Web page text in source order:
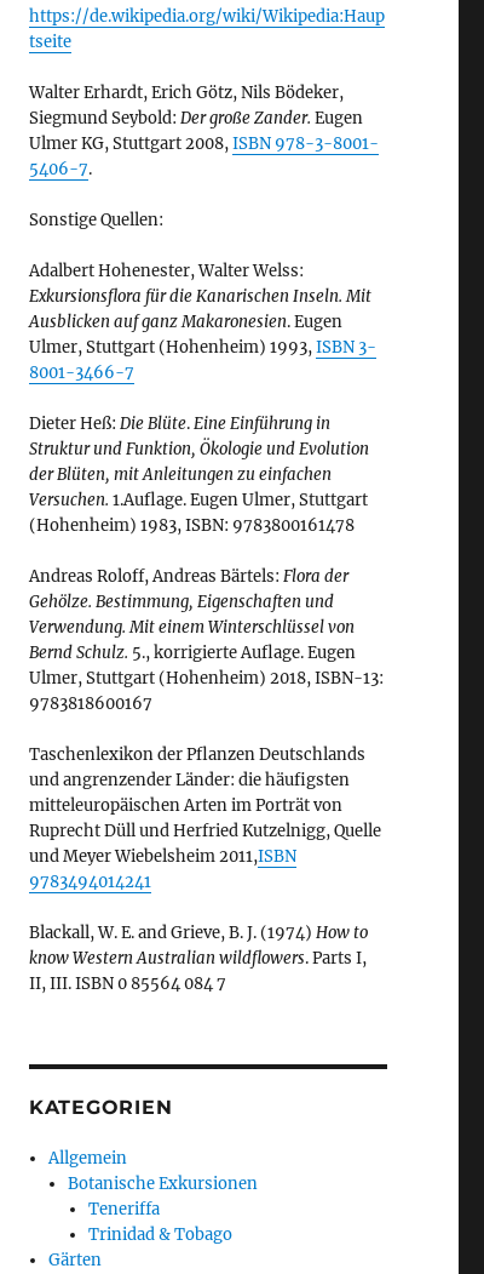
https://de.wikipedia.org/wiki/Wikipedia:Haup
tseite
Walter Erhardt, Erich Götz, Nils Bödeker,
Siegmund Seybold: Der große Zander. Eugen
Ulmer KG, Stuttgart 2008,ISBN 978-3-8001-
5406-7.
Sonstige Quellen:
Adalbert Hohenester, Walter Welss:
Exkursionsflora für die Kanarischen Inseln. Mit
Ausblicken auf ganz Makaronesien. Eugen
Ulmer, Stuttgart (Hohenheim) 1993,ISBN 3-
8001-3466-7
Dieter Heß: Die Blüte.Eine Einführung in
Struktur und Funktion, Ökologie und Evolution
der Blüten, mit Anleitungen zu einfachen
Versuchen. 1.Auflage. Eugen Ulmer, Stuttgart
(Hohenheim) 1983, ISBN: 9783800161478
Andreas Roloff, Andreas Bärtels: Flora der
Gehölze. Bestimmung, Eigenschaften und
Verwendung. Mit einem Winterschlüssel von
Bernd Schulz. 5., korrigierte Auflage. Eugen
Ulmer, Stuttgart (Hohenheim) 2018, ISBN-13:
9783818600167
Taschenlexikon der Pflanzen Deutschlands
und angrenzender Länder: die häufigsten
mitteleuropäischen Arten im Porträt von
Ruprecht Düll und Herfried Kutzelnigg, Quelle
und Meyer Wiebelsheim 2011,ISBN
9783494014241
Blackall, W. E. and Grieve, B. J. (1974) How to
know Western Australian wildflowers. Parts I,
II, III. ISBN 0 85564 084 7
KATEGORIEN
Allgemein
Botanische Exkursionen
Teneriffa
Trinidad & Tobago
Gärten